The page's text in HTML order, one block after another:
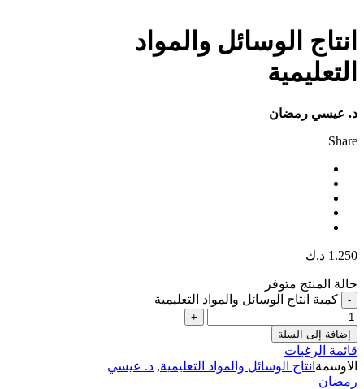
انتاج الوسائل والمواد
التعليمية
د. عيسي رمضان
Share
1.250 د.ك
حالة المنتج متوفر
كمية انتاج الوسائل والمواد التعليمية
إضافة إلى السلة
قائمة الرغبات
الاوسمة انتاج الوسائل والمواد التعليمية, د. عيسي
رمضان